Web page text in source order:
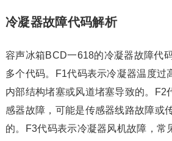
冷凝器故障代码解析
容声冰箱BCD一618的冷凝器故障代
多个代码。F1代码表示冷凝器温度过
内部结构堵塞或风道堵塞导致的。F2
感器故障，可能是传感器线路故障或
的。F3代码表示冷凝器风机故障，常